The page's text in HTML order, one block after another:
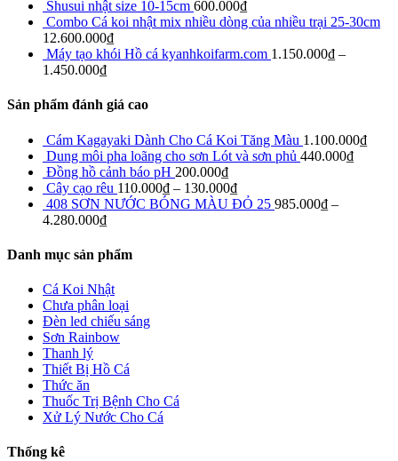
Shusui nhật size 10-15cm 600.000₫
Combo Cá koi nhật mix nhiều dòng của nhiều trại 25-30cm
12.600.000₫
Máy tạo khói Hồ cá kyanhkoifarm.com 1.150.000₫ –
1.450.000₫
Sản phẩm đánh giá cao
Cám Kagayaki Dành Cho Cá Koi Tăng Màu 1.100.000₫
Dung môi pha loãng cho sơn Lót và sơn phủ 440.000₫
Đồng hồ cảnh báo pH 200.000₫
Cây cạo rêu 110.000₫ – 130.000₫
408 SƠN NƯỚC BÓNG MÀU ĐỎ 25 985.000₫ –
4.280.000₫
Danh mục sản phẩm
Cá Koi Nhật
Chưa phân loại
Đèn led chiếu sáng
Sơn Rainbow
Thanh lý
Thiết Bị Hồ Cá
Thức ăn
Thuốc Trị Bệnh Cho Cá
Xử Lý Nước Cho Cá
Thống kê